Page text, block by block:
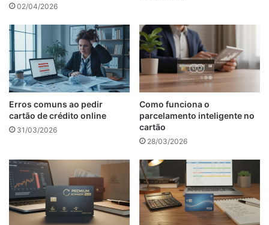
02/04/2026
Erros comuns ao pedir
cartão de crédito online
31/03/2026
Como funciona o
parcelamento inteligente no
cartão
28/03/2026